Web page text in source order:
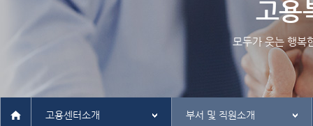
인재정보
관련사이트
고용
모두가 웃는 행복
고용센터소개 부서 및 직원소개